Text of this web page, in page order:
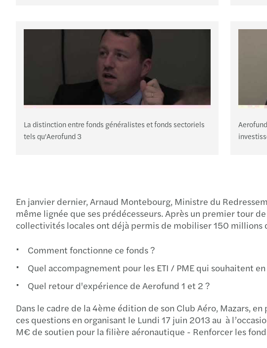
La distinction entre fonds généralistes et fonds sectoriels
tels qu'Aerofund 3
En janvier dernier, Arnaud Montebourg, Ministre du
même lignée que ses prédécesseurs. Après un premier tour
collectivités locales ont déjà permis de mobiliser 150 millions
Comment fonctionne ce fonds ?
Quel accompagnement pour les ETI / PME qui souhaitent
Quel retour d'expérience de Aerofund 1 et 2 ?
Dans le cadre de la 4ème édition de son Club Aéro, Mazars,
ces questions en organisant le Lundi 17 juin 2013 au à
M€ de soutien pour la filière aéronautique - Renforcer les